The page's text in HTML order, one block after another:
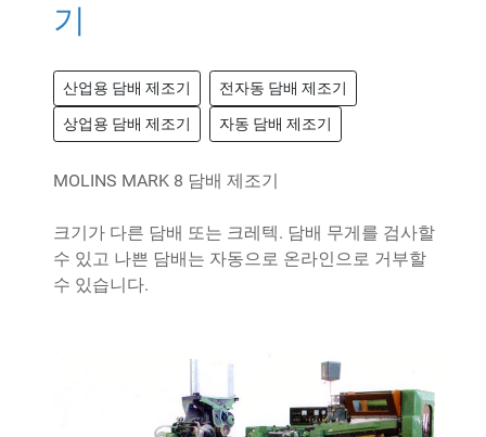
기
산업용 담배 제조기 전자동 담배 제조기
상업용 담배 제조기 자동 담배 제조기
MOLINS MARK 8 담배 제조기
크기가 다른 담배 또는 크레텍. 담배 무게를 검사할
수 있고 나쁜 담배는 자동으로 온라인으로 거부할
수 있습니다.